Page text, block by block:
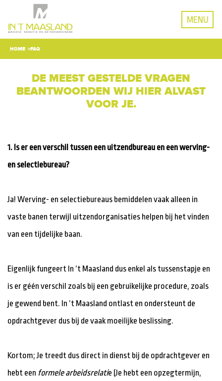
MENU
HOME FAQ
DE MEEST GESTELDE VRAGEN
BEANTWOORDEN WIJ HIER ALVAST
VOOR JE.
1. Is er een verschil tussen een uitzendbureau en een werving-
en selectiebureau?
Ja! Werving- en selectiebureaus bemiddelen vaak alleen in
vaste banen terwijl uitzendorganisaties helpen bij het vinden
van een tijdelijke baan.
Eigenlijk fungeert In ’t Maasland dus enkel als tussenstapje en
is er géén verschil zoals bij een gebruikelijke procedure, zoals
je gewend bent. In ’t Maasland ontlast en ondersteunt de
opdrachtgever dus bij de vaak moeilijke beslissing.
Kortom; Je treedt dus direct in dienst bij de opdrachtgever en
hebt een formele arbeidsrelatie (Je hebt een opzegtermijn,